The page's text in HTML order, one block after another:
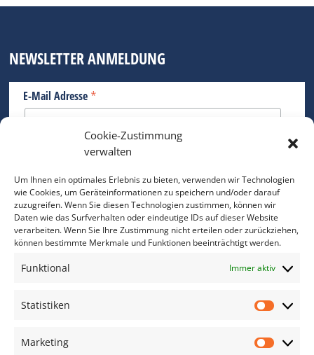
Cookie-Zustimmung
verwalten
Um Ihnen ein optimales Erlebnis zu bieten, verwenden wir Technologien
wie Cookies, um Geräteinformationen zu speichern und/oder darauf
zuzugreifen. Wenn Sie diesen Technologien zustimmen, können wir
Daten wie das Surfverhalten oder eindeutige IDs auf dieser Website
verarbeiten. Wenn Sie Ihre Zustimmung nicht erteilen oder zurückziehen,
können bestimmte Merkmale und Funktionen beeinträchtigt werden.
Funktional Immer aktiv
Statistiken
Marketing
NEWSLETTER ANMELDUNG
E-Mail Adresse *
Bitte geben Sie Ihre E-Mail Adresse ein.
*